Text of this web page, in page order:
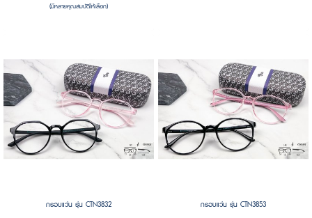
(มีหลายคุณสมบัติให้เลือก)
กรอบแว่น รุ่น CTN3832
กรอบแว่น รุ่น CTN3853